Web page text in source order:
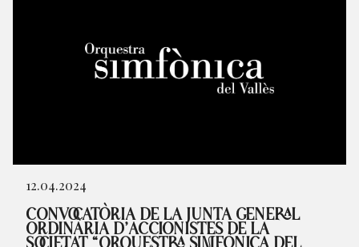
12.04.2024
CONVOCATÒRIA DE LA JUNTA GENERAL
ORDINÀRIA D’ACCIONISTES DE LA
SOCIETAT “ORQUESTRA SIMFÒNICA DEL